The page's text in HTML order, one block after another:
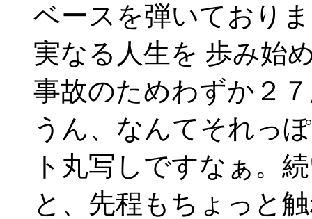
ベースを弾いており
実なる人生を 歩み始
事故のためわずか２
うん、なんてそれっ
ト丸写しですなぁ。
と、先程もちょっと